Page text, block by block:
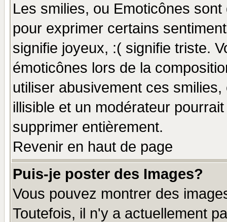
Les smilies, ou Emoticônes
pour exprimer certains
signifie joyeux, :( signifie triste.
émoticônes lors de la
utiliser abusivement ces
illisible et un modérateur
supprimer entièrement.
Revenir en haut de page
Puis-je poster des Images?
Vous pouvez montrer des
Toutefois, il n'y a actuellement